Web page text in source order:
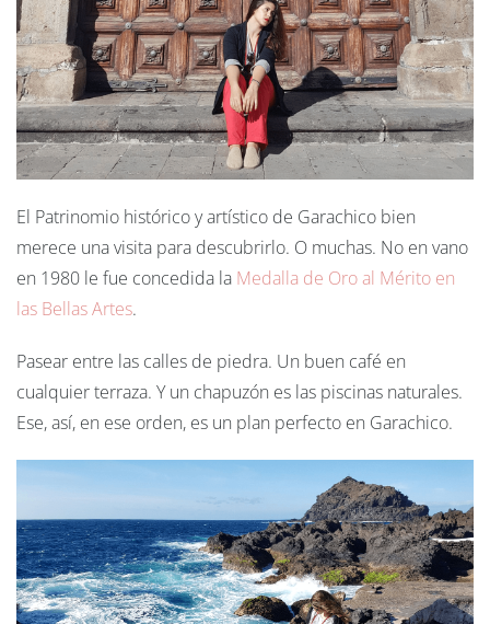
El Patrinomio histórico y artístico de Garachico bien
merece una visita para descubrirlo. O muchas. No en vano
en 1980 le fue concedida la Medalla de Oro al Mérito en
las Bellas Artes.
Pasear entre las calles de piedra. Un buen café en
cualquier terraza. Y un chapuzón es las piscinas naturales.
Ese, así, en ese orden, es un plan perfecto en Garachico.